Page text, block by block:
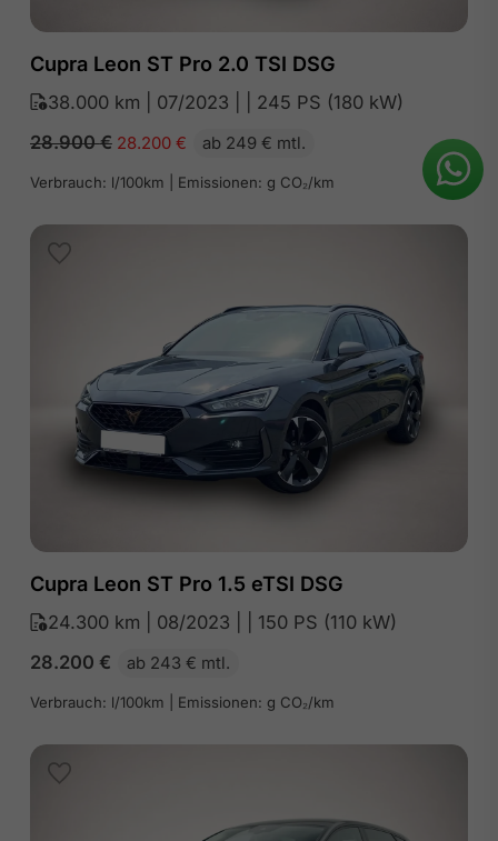
Cupra Leon ST Pro 2.0 TSI DSG
38.000 km | 07/2023 | | 245 PS (180 kW)
28.900€28.200 € ab 249 € mtl.
Verbrauch: l/100km | Emissionen: g CO₂/km
Cupra Leon ST Pro 1.5 eTSI DSG
24.300 km | 08/2023 | | 150 PS (110 kW)
28.200 € ab 243 € mtl.
Verbrauch: l/100km | Emissionen: g CO₂/km